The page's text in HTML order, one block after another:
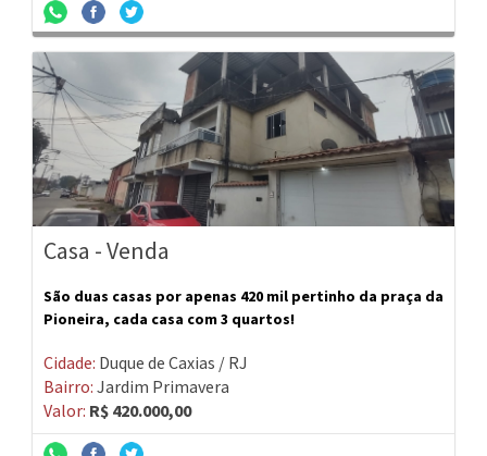
Casa - Venda
São duas casas por apenas 420 mil pertinho da praça da
Pioneira, cada casa com 3 quartos!
Cidade: Duque de Caxias / RJ
Bairro: Jardim Primavera
Valor: R$ 420.000,00